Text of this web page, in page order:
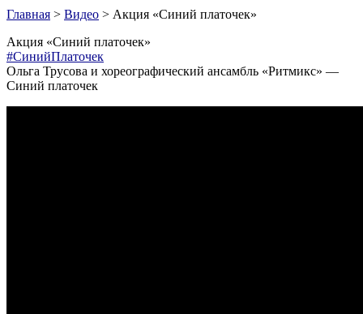
Главная > Видео > Акция «Синий платочек»
Акция «Синий платочек»
#СинийПлаточек
Ольга Трусова и хореографический ансамбль «Ритмикс» —
Синий платочек